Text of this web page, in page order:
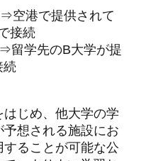
港で提供されて
接続
大学が提
続
じめ、他大学の学
想される施設にお
ることが可能な公